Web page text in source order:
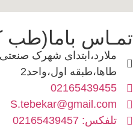
تمـاس باما(طب
ملارد،ابتدای شهرک
طاها،طبقه اول،واحد2
02165439455
S.tebekar@gmail.com
تلفکس: 02165439457